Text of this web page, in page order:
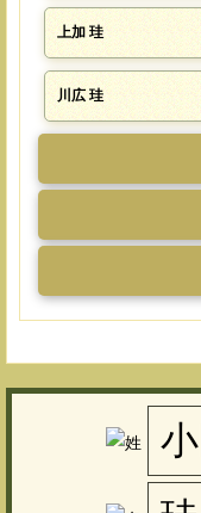
上加 珪
川広 珪